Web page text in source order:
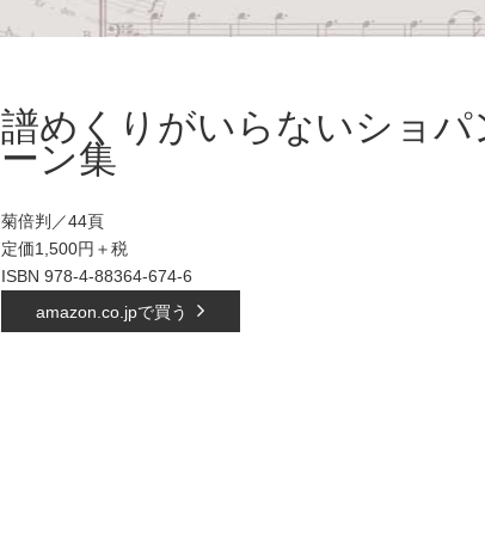
譜めくりがいらないショパ
ーン集
菊倍判／44頁
定価1,500円＋税
ISBN 978-4-88364-674-6
amazon.co.jpで買う